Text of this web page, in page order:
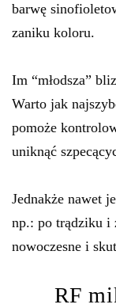
barwę
zaniku koloru.
Im “młodsza”
Warto jak
pomoże
uniknąć
Jednakże nawet
np.: po trądziku i
nowoczesne i
RF